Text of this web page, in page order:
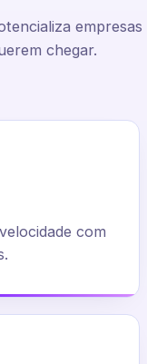
empresas
chegar.
com